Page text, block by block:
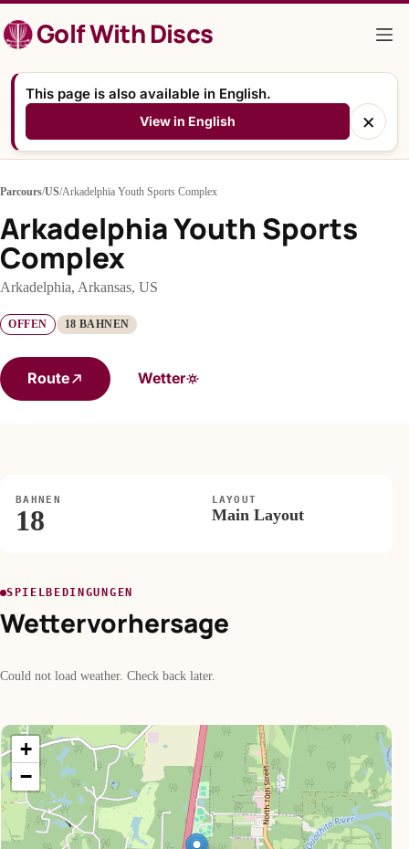
Inhalt
springenGolf With Discs
This page is also available in English.
View in English ×
Parcours/US/Arkadelphia Youth Sports Complex
Arkadelphia Youth Sports
Complex
Arkadelphia, Arkansas, US
OFFEN 18 BAHNEN
Route Wetter
BAHNEN
18
LAYOUT
Main Layout
SPIELBEDINGUNGEN
Wettervorhersage
Could not load weather. Check back later.
+
−